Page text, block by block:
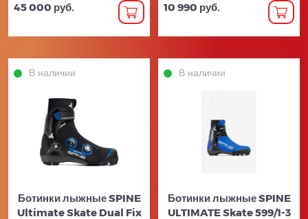
45 000 руб. 10 990 руб.
В наличии
Ботинки лыжные SPINE
Ultimate Skate Dual Fix
В наличии
Ботинки лыжные SPINE
ULTIMATE Skate 599/1-3